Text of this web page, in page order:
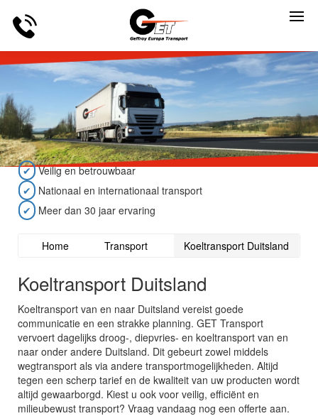
✔ Veilig en betrouwbaar
✔
Nationaal en internationaal transport
✔
Meer dan 30 jaar ervaring
Home Transport Koeltransport Duitsland
Koeltransport Duitsland
Koeltransport van en naar Duitsland vereist goede
communicatie en een strakke planning. GET Transport
vervoert dagelijks droog-, diepvries- en koeltransport van en
naar onder andere Duitsland. Dit gebeurt zowel middels
wegtransport als via andere transportmogelijkheden. Altijd
tegen een scherp tarief en de kwaliteit van uw producten wordt
altijd gewaarborgd. Kiest u ook voor veilig, efficiënt en
milieubewust transport? Vraag vandaag nog een offerte aan.